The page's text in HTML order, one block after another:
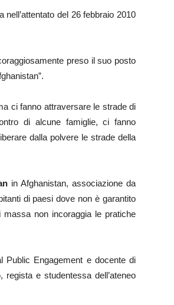
del 26 febbraio 2010
preso il suo posto
ci fanno attraversare le strade di
di alcune famiglie, ci fanno
dalla polvere le strade della
in Afghanistan, associazione da
di paesi dove non è garantito
non incoraggia le pratiche
Public Engagement e docente di
, regista e studentessa dell’ateneo